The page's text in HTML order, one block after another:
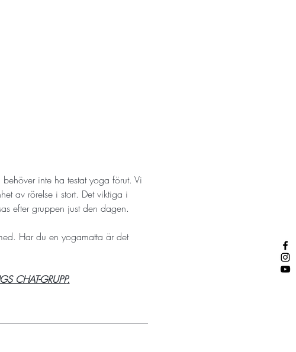
inte ha testat yoga förut. Vi
av rörelse i stort. Det viktiga i
efter gruppen just den dagen.
Har du en yogamatta är det
CHAT-GRUPP.